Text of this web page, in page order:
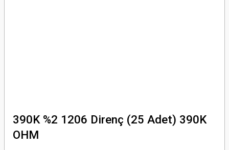
390K %2 1206 Direnç (25 Adet) 390K
OHM